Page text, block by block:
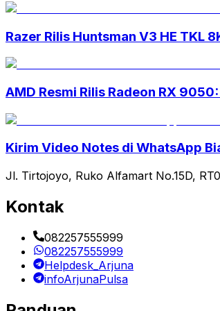
Razer Rilis Huntsman V3 HE TKL
AMD Resmi Rilis Radeon RX
Kirim Video Notes di WhatsApp
Jl. Tirtojoyo, Ruko Alfamart No.15D,
Kontak
082257555999
082257555999
Helpdesk_Arjuna
infoArjunaPulsa